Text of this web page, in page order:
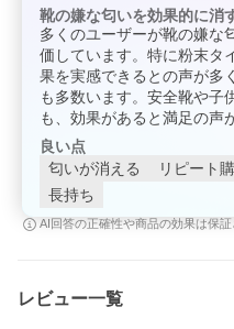
※リニューアル品には
ーアル前の商品にはQR
い。
※パッケージデザインが
成分：酸化亜鉛（顔料
ケーキング剤、防腐剤
填剤、滑剤）
●靴の消臭剤 デオストッ
デオストップはニオイを
ン-5-オール
靴の嫌な匂いを効果的に消
多くのユーザーが靴の嫌な
価しています。特に粉末タ
果を実感できるとの声が多
も多数います。安全靴や子
も、効果があると満足の声
良い点
匂いが消える
リピート
長持ち
AI回答の正確性や商品の効果は保証
レビュー一覧